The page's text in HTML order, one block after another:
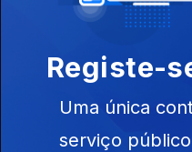
Registe-
Uma única
serviço